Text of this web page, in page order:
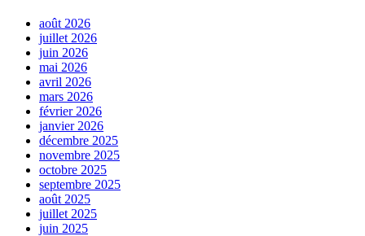
août 2026
juillet 2026
juin 2026
mai 2026
avril 2026
mars 2026
février 2026
janvier 2026
décembre 2025
novembre 2025
octobre 2025
septembre 2025
août 2025
juillet 2025
juin 2025